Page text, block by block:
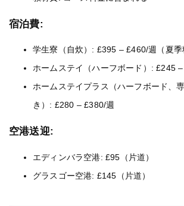
宿泊費:
学生寮（自炊）: £395 – £460/週（夏季
ホームステイ（ハーフボード）: £245
ホームステイプラス（ハーフボード、
き）: £280 – £380/週
空港送迎:
エディンバラ空港: £95（片道）
グラスゴー空港: £145（片道）